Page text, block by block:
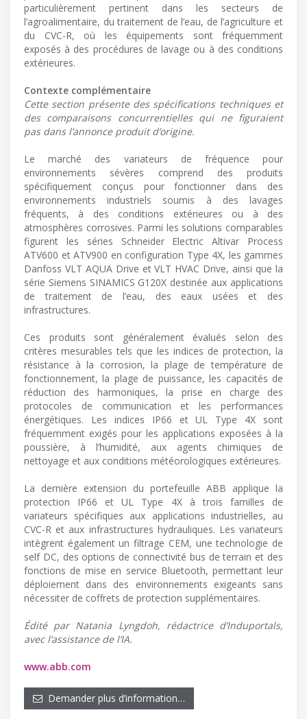
particulièrement pertinent dans les secteurs de
l’agroalimentaire, du traitement de l’eau, de l’agriculture et
du CVC-R, où les équipements sont fréquemment
exposés à des procédures de lavage ou à des conditions
extérieures.
Contexte complémentaire
Cette section présente des spécifications techniques et
des comparaisons concurrentielles qui ne figuraient
pas dans l’annonce produit d’origine.
Le marché des variateurs de fréquence pour
environnements sévères comprend des produits
spécifiquement conçus pour fonctionner dans des
environnements industriels soumis à des lavages
fréquents, à des conditions extérieures ou à des
atmosphères corrosives. Parmi les solutions comparables
figurent les séries Schneider Electric Altivar Process
ATV600 et ATV900 en configuration Type 4X, les gammes
Danfoss VLT AQUA Drive et VLT HVAC Drive, ainsi que la
série Siemens SINAMICS G120X destinée aux applications
de traitement de l’eau, des eaux usées et des
infrastructures.
Ces produits sont généralement évalués selon des
critères mesurables tels que les indices de protection, la
résistance à la corrosion, la plage de température de
fonctionnement, la plage de puissance, les capacités de
réduction des harmoniques, la prise en charge des
protocoles de communication et les performances
énergétiques. Les indices IP66 et UL Type 4X sont
fréquemment exigés pour les applications exposées à la
poussière, à l’humidité, aux agents chimiques de
nettoyage et aux conditions météorologiques extérieures.
La dernière extension du portefeuille ABB applique la
protection IP66 et UL Type 4X à trois familles de
variateurs spécifiques aux applications industrielles, au
CVC-R et aux infrastructures hydrauliques. Les variateurs
intègrent également un filtrage CEM, une technologie de
self DC, des options de connectivité bus de terrain et des
fonctions de mise en service Bluetooth, permettant leur
déploiement dans des environnements exigeants sans
nécessiter de coffrets de protection supplémentaires.
Édité par Natania Lyngdoh, rédactrice d’Induportals,
avec l’assistance de l’IA.
www.abb.com
Demander plus d’information…